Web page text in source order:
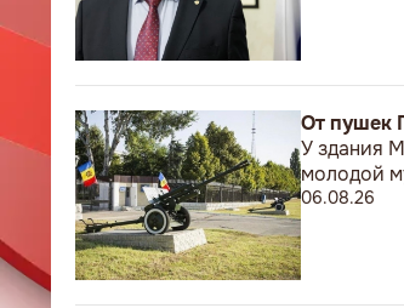
От пушек
У здания
молодой
06.08.26